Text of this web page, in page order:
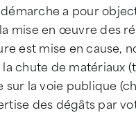
a pour
mise en œuvre des
est mise en cause,
la chute de matériaux
sur la voie publique
des dégâts par